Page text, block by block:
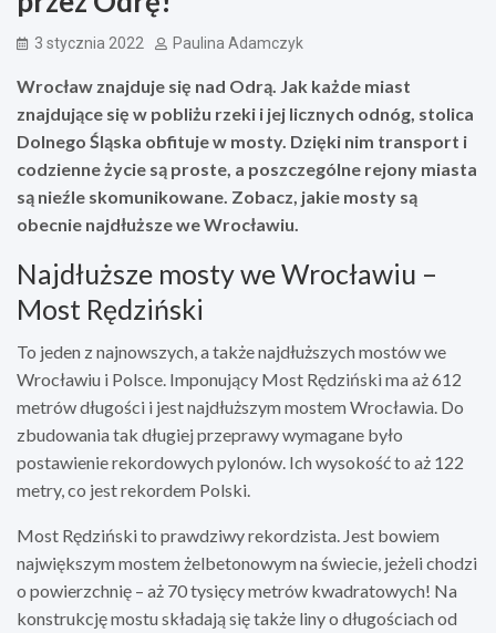
3 stycznia 2022 Paulina Adamczyk
Wrocław znajduje się nad Odrą. Jak każde miast
znajdujące się w pobliżu rzeki i jej licznych odnóg, stolica
Dolnego Śląska obfituje w mosty. Dzięki nim transport i
codzienne życie są proste, a poszczególne rejony miasta
są nieźle skomunikowane. Zobacz, jakie mosty są
obecnie najdłuższe we Wrocławiu.
Najdłuższe mosty we Wrocławiu –
Most Rędziński
To jeden z najnowszych, a także najdłuższych mostów we
Wrocławiu i Polsce. Imponujący Most Rędziński ma aż 612
metrów długości i jest najdłuższym mostem Wrocławia. Do
zbudowania tak długiej przeprawy wymagane było
postawienie rekordowych pylonów. Ich wysokość to aż 122
metry, co jest rekordem Polski.
Most Rędziński to prawdziwy rekordzista. Jest bowiem
największym mostem żelbetonowym na świecie, jeżeli chodzi
o powierzchnię – aż 70 tysięcy metrów kwadratowych! Na
konstrukcję mostu składają się także liny o długościach od